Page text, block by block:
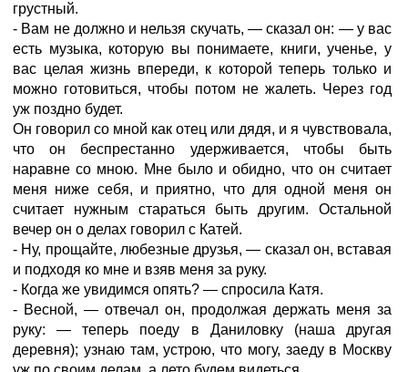
грустный.
- Вам не должно и нельзя скучать, — сказал он: — у вас
есть музыка, которую вы понимаете, книги, ученье, у
вас целая жизнь впереди, к которой теперь только и
можно готовиться, чтобы потом не жалеть. Через год
уж поздно будет.
Он говорил со мной как отец или дядя, и я чувствовала,
что он беспрестанно удерживается, чтобы быть
наравне со мною. Мне было и обидно, что он считает
меня ниже себя, и приятно, что для одной меня он
считает нужным стараться быть другим. Остальной
вечер он о делах говорил с Катей.
- Ну, прощайте, любезные друзья, — сказал он, вставая
и подходя ко мне и взяв меня за руку.
- Когда же увидимся опять? — спросила Катя.
- Весной, — отвечал он, продолжая держать меня за
руку: — теперь поеду в Даниловку (наша другая
деревня); узнаю там, устрою, что могу, заеду в Москву